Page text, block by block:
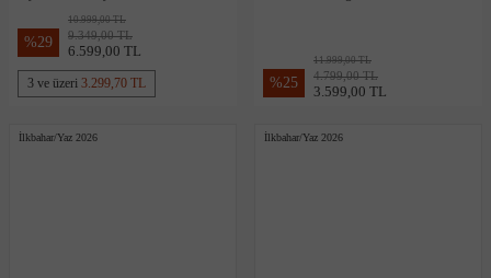
%29
10.999,00 TL
9.349,00 TL
6.599,00 TL
3 ve üzeri 3.299,70 TL %25
11.999,00 TL
4.799,00 TL
3.599,00 TL
İlkbahar/Yaz 2026 İlkbahar/Yaz 2026